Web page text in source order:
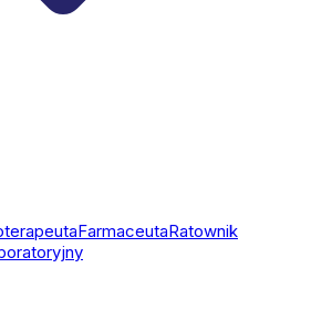
FarmaceutaRatownik